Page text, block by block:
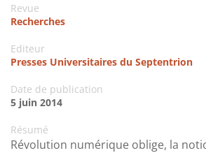
Revue
Recherches
Editeur
Presses Universitaires du Septentrion
Date de publication
5 juin 2014
Résumé
Révolution numérique oblige, la